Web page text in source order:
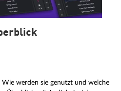
werden sie genutzt und welche